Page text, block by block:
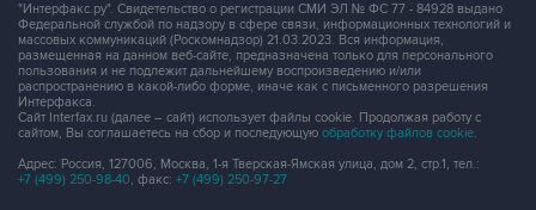
"Интерфакс.ру". Свидетельство о регистрации СМИ ЭЛ № ФС 77 - 84928 выдано
Федеральной службой по надзору в сфере связи, информационных технологий и
массовых коммуникаций (Роскомнадзор) 21.03.2023. Вся информация,
размещенная на данном веб-сайте, предназначена только для персонального
пользования и не подлежит дальнейшему воспроизведению и/или
распространению в какой-либо форме, иначе как с письменного разрешения
Интерфакса.
Сайт Interfax.ru (далее – сайт) использует файлы cookie. Продолжая работу с
сайтом, Вы соглашаетесь на сбор и последующую обработку файлов cookie.
Адрес: Россия, 127006, Москва, 1-я Тверская-Ямская улица, дом 2, стр.1, тел.:
+7 (499) 250-98-40, факс: +7 (499) 250-97-27